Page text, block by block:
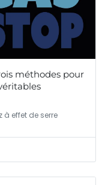
méthodes pour
à effet de serre